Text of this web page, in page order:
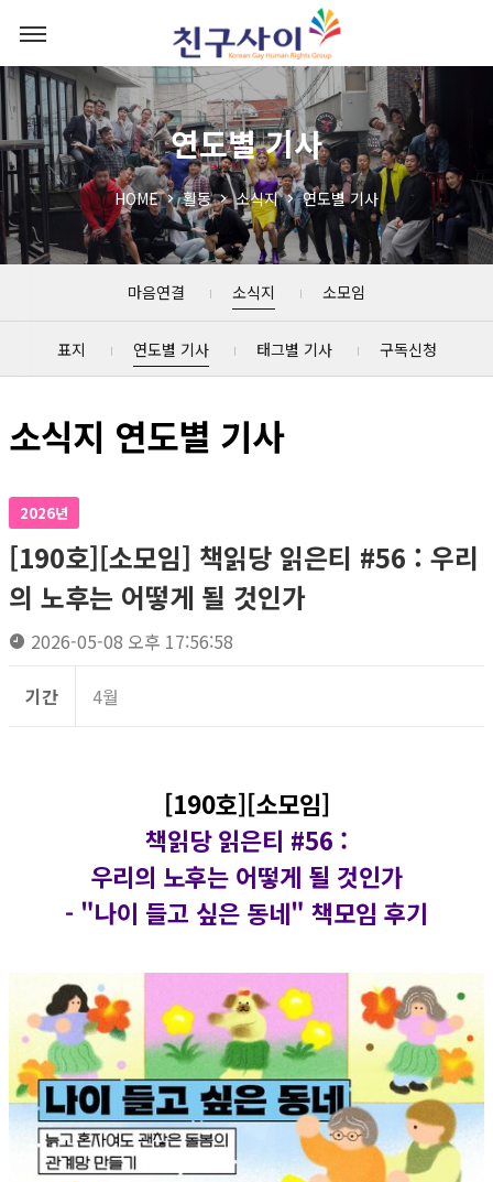
연도별 기사
HOME 활동 소식지 연도별 기사
마음연결 소식지 소모임
표지 연도별 기사 태그별 기사 구독신청
소식지 연도별 기사
2026년
[190호][소모임] 책읽당 읽은티 #56 : 우리
의 노후는 어떻게 될 것인가
2026-05-08 오후 17:56:58
기간 4월
[190호][소모임]
책읽당 읽은티 #56 :
우리의 노후는 어떻게 될 것인가
- "나이 들고 싶은 동네" 책모임 후기